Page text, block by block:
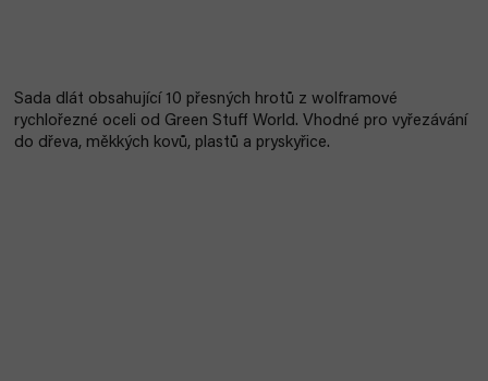
Sada dlát obsahující 10 přesných hrotů z wolframové
rychlořezné oceli od Green Stuff World. Vhodné pro vyřezávání
do dřeva, měkkých kovů, plastů a pryskyřice.